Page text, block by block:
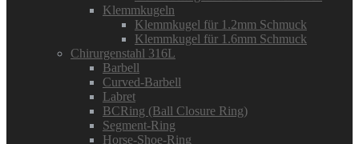
Klemmkugeln
Klemmkugel für 1.2mm Schmuck
Klemmkugel für 1.6mm Schmuck
Chirurgenstahl 316L
Barbell
Curved-Barbell
Labret
BCRing (Ball Closure Ring)
Segment-Ring
Horse-Shoe-Ring